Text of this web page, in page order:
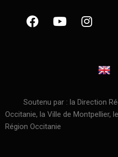
Soutenu par : la Direction
Occitanie, la Ville de Montpellier,
Région Occitanie